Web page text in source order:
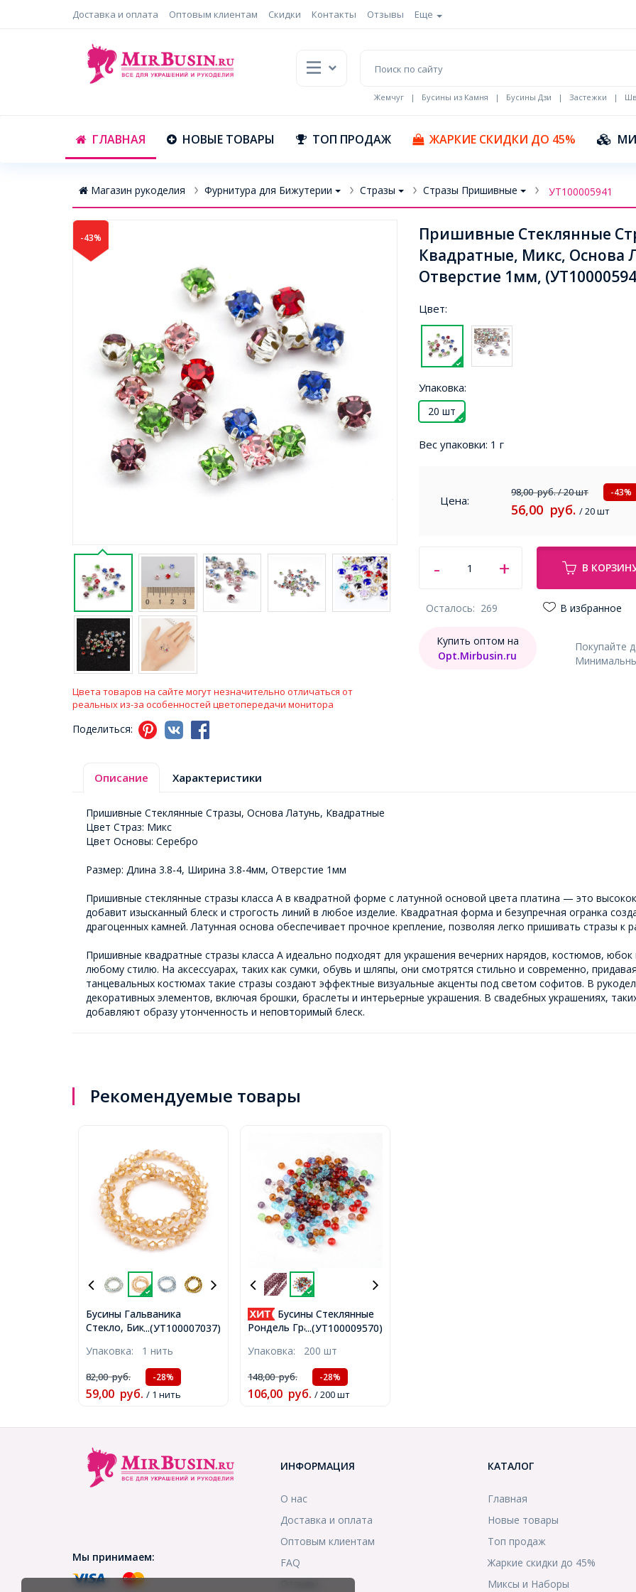
Доставка и оплата Оптовым клиентам Скидки Контакты Отзывы Еще
Жемчуг | Бусины из Камня | Бусины Дзи | Застежки |
ГЛАВНАЯ НОВЫЕ ТОВАРЫ ТОП ПРОДАЖ ЖАРКИЕ СКИДКИ ДО 45%
Магазин рукоделия Фурнитура для Бижутерии Стразы Стразы Пришивные УТ100005941
-43%
Цвета товаров на сайте могут незначительно отличаться от
реальных из-за особенностей цветопередачи монитора
Поделиться:
Пришивные Стеклянные
Квадратные, Микс, Основа
Отверстие 1мм,
Цвет:
Упаковка:
20 шт
Вес упаковки: 1 г
Цена:
98,00руб./ 20 шт -43%
56,00 руб. / 20 шт
В
Осталось: 269 В избранное
Покупайте
Купить оптом на
Opt.Mirbusin.ru
Описание Характеристики
Пришивные Стеклянные Стразы, Основа Латунь, Квадратные
Цвет Страз: Микс
Цвет Основы: Серебро
Размер: Длина 3.8-4, Ширина 3.8-4мм, Отверстие 1мм
Пришивные стеклянные стразы класса А в квадратной форме с латунной основой цвета платина — это
добавит изысканный блеск и строгость линий в любое изделие. Квадратная форма и безупречная огранка
драгоценных камней. Латунная основа обеспечивает прочное крепление, позволяя легко пришивать стразы к
Пришивные квадратные стразы класса А идеально подходят для украшения вечерних нарядов, костюмов, юбок
любому стилю. На аксессуарах, таких как сумки, обувь и шляпы, они смотрятся стильно и современно,
танцевальных костюмах такие стразы создают эффектные визуальные акценты под светом софитов. В
декоративных элементов, включая брошки, браслеты и интерьерные украшения. В свадебных украшениях,
добавляют образу утонченность и неповторимый блеск.
Рекомендуемые товары
...(УТ100007037)
Бусины Гальваника
Стекло, Биконус, Радужное
Отв-тие 1мм, около
80шт/30см/нить, 10нитей
(УТ100007037)
Упаковка: 1 нить
82,00руб. -28%
59,00 руб. / 1 нить
...(УТ100009570)
Бусины Стеклянные
Рондель Граненые
Отверстие 1мм, 200шт/
упаковка, (УТ100009570)
Упаковка: 200 шт
148,00руб. -28%
106,00 руб. / 200 шт
Мы принимаем:
ИНФОРМАЦИЯ
О нас
Доставка и оплата
Оптовым клиентам
FAQ
КАТАЛОГ
Главная
Новые товары
Топ продаж
Жаркие скидки до 45%
Миксы и Наборы